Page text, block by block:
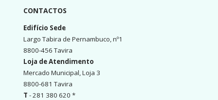
CONTACTOS
Edifício Sede
Largo Tabira de Pernambuco, nº1
8800-456 Tavira
Loja de Atendimento
Mercado Municipal, Loja 3
8800-681 Tavira
T - 281 380 620 *